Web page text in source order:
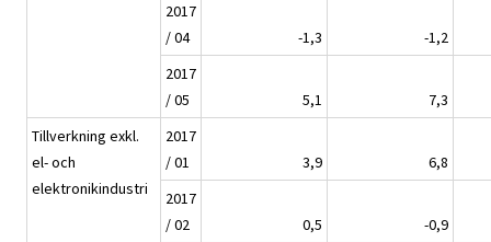
2017
/ 04
-1,3
-1,2
2017
/ 05
5,1
7,3
Tillverkning exkl.
el- och
elektronikindustri
2017
/ 01
3,9
6,8
2017
/ 02
0,5
-0,9